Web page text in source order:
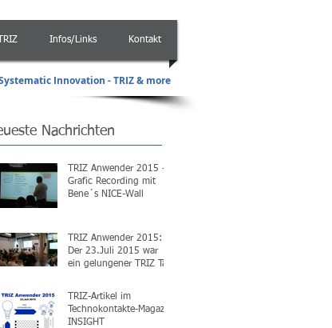
Infos/Links Kontakt
Innovation -TRIZ & more
Nachrichten
TRIZ Anwender 2015 -
Grafic Recording mit
Bene´s NICE-Wall
TRIZ Anwender 2015:
Der 23.Juli 2015 war
ein gelungener TRIZ Tag
TRIZ-Artikel im
Technokontakte-Magazin
INSIGHT